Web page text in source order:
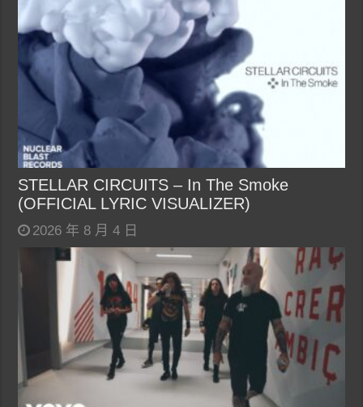
STELLAR CIRCUITS – In The Smoke
(OFFICIAL LYRIC VISUALIZER)
2026 年 8 月 4 日